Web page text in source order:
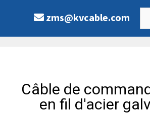
zms@kvcable.com
Câble de
en fil d'acier